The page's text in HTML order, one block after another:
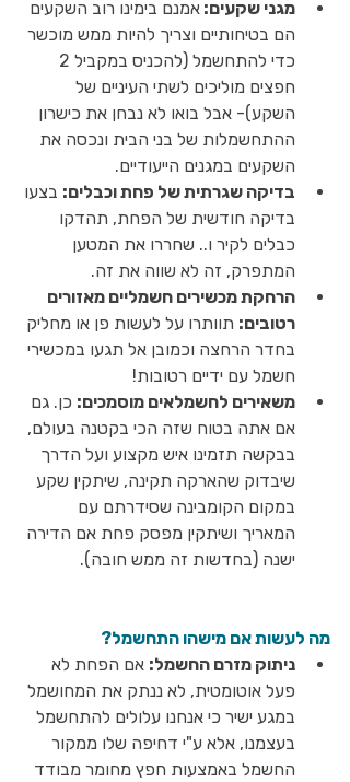
מגני שקעים: אמנם בימינו רוב השקעים
הם בטיחותיים וצריך להיות ממש מוכשר
חפצים מוליכים לשתי העיניים של
השקע)- אבל בואו לא נבחן את כישרון
ההתחשמלות של בני הבית ונכסה את
השקעים במגנים הייעודיים.
בדיקה שגרתית של פחת וכבלים: בצעו
בדיקה חודשית של הפחת, תהדקו
כבלים לקיר ו.. שחררו את המטען
המתפרק, זה לא שווה את זה.
הרחקת מכשירים חשמליים מאזורים
רטובים: תוותרו על לעשות פן או מחליק
בחדר הרחצה וכמובן אל תגעו במכשירי
חשמל עם ידיים רטובות!
משאירים לחשמלאים מוסמכים: כן. גם
אם אתה בטוח שזה הכי בקטנה בעולם,
בבקשה תזמינו איש מקצוע ועל הדרך
שיבדוק שהארקה תקינה, שיתקין שקע
במקום הקומבינה שסידרתם עם
המאריך ושיתקין מפסק פחת אם הדירה
ישנה (בחדשות זה ממש חובה).
מה לעשות אם מישהו התחשמל?
ניתוק מזרם החשמל: אם הפחת לא
פעל אוטומטית, לא ננתק את המחושמל
במגע ישיר כי אנחנו עלולים להתחשמל
בעצמנו, אלא ע"י דחיפה שלו ממקור
החשמל באמצעות חפץ מחומר מבודד